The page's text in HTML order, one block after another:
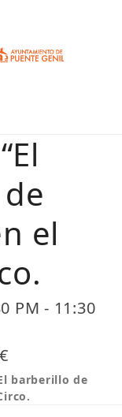
el
PM - 11:30
barberillo de